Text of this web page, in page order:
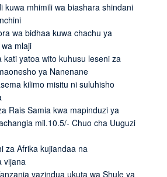
kuwa mhimili wa biashara shindani
wa bidhaa kuwa chachu ya
mlaji
kati yatoa wito kuhusu leseni za
ya Nanenane
kilimo misitu ni suluhisho
Rais Samia kwa mapinduzi ya
mil.10.5/- Chuo cha Uuguzi
za Afrika kujiandaa na
vijana
yazindua ukuta wa Shule ya